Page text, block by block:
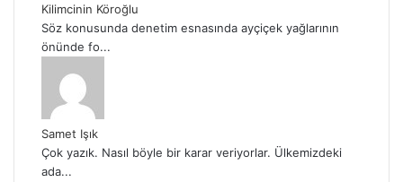
Kilimcinin Köroğlu
Söz konusunda denetim esnasında ayçiçek yağlarının
önünde fo...
Samet Işık
Çok yazık. Nasıl böyle bir karar veriyorlar. Ülkemizdeki
ada...